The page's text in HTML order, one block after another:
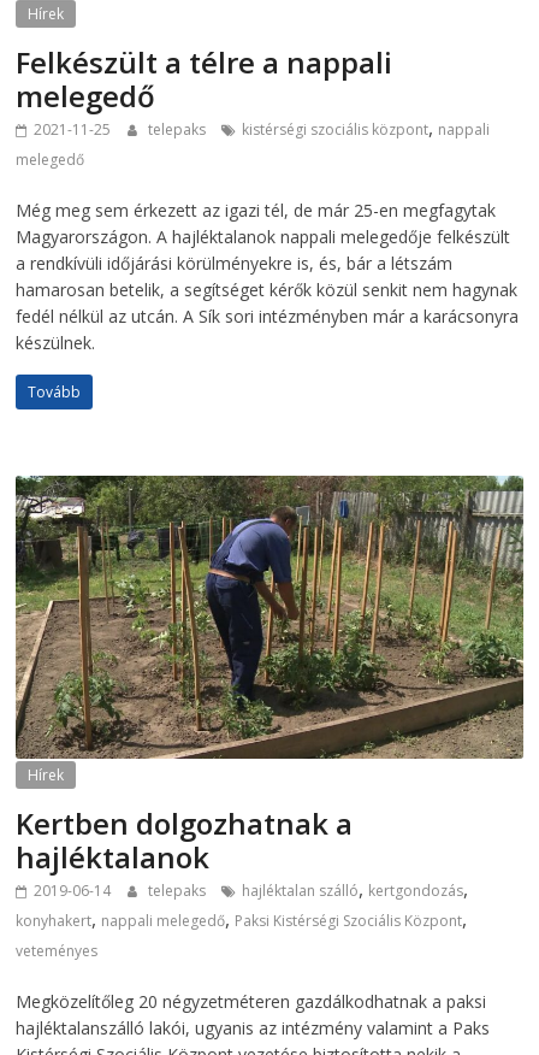
Hírek
Felkészült a télre a nappali
melegedő
2021-11-25 telepaks kistérségi szociális központ, nappali
melegedő
Még meg sem érkezett az igazi tél, de már 25-en megfagytak
Magyarországon. A hajléktalanok nappali melegedője felkészült
a rendkívüli időjárási körülményekre is, és, bár a létszám
hamarosan betelik, a segítséget kérők közül senkit nem hagynak
fedél nélkül az utcán. A Sík sori intézményben már a karácsonyra
készülnek.
Tovább
Hírek
Kertben dolgozhatnak a
hajléktalanok
2019-06-14 telepaks hajléktalan szálló, kertgondozás,
konyhakert, nappali melegedő, Paksi Kistérségi Szociális Központ,
veteményes
Megközelítőleg 20 négyzetméteren gazdálkodhatnak a paksi
hajléktalanszálló lakói, ugyanis az intézmény valamint a Paks